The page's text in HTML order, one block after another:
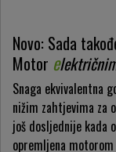
Novo: Sada
Motor
Snaga ekvivalentna
nižim zahtjevima za
još dosljednije kada
opremljena